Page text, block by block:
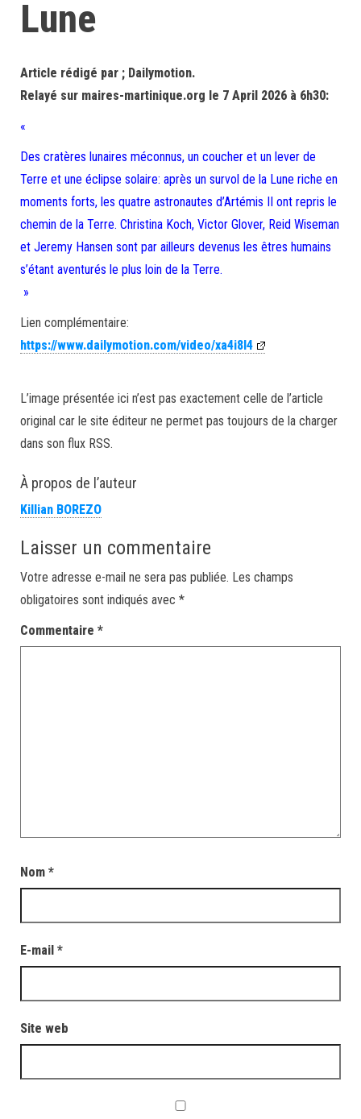
Lune
Article rédigé par ; Dailymotion.
Relayé sur maires-martinique.org le 7 April 2026 à 6h30:
«
Des cratères lunaires méconnus, un coucher et un lever de
Terre et une éclipse solaire: après un survol de la Lune riche en
moments forts, les quatre astronautes d’Artémis II ont repris le
chemin de la Terre. Christina Koch, Victor Glover, Reid Wiseman
et Jeremy Hansen sont par ailleurs devenus les êtres humains
s’étant aventurés le plus loin de la Terre.
»
Lien complémentaire:
https://www.dailymotion.com/video/xa4i8l4
L’image présentée ici n’est pas exactement celle de l’article
original car le site éditeur ne permet pas toujours de la charger
dans son flux RSS.
À propos de l’auteur
Killian BOREZO
Laisser un commentaire
Votre adresse e-mail ne sera pas publiée. Les champs
obligatoires sont indiqués avec *
Commentaire *
Nom *
E-mail *
Site web